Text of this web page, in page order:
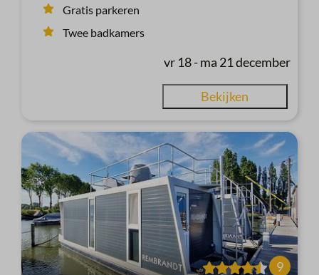
Gratis parkeren
Twee badkamers
vr 18 - ma 21 december
Bekijken
9